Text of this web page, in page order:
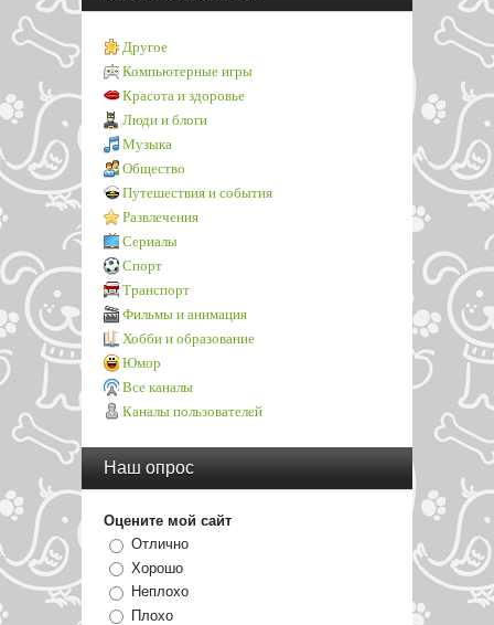
Другое
Компьютерные игры
Красота и здоровье
Люди и блоги
Музыка
Общество
Путешествия и события
Развлечения
Сериалы
Спорт
Транспорт
Фильмы и анимация
Хобби и образование
Юмор
Все каналы
Каналы пользователей
Наш опрос
Оцените мой сайт
Отлично
Хорошо
Неплохо
Плохо